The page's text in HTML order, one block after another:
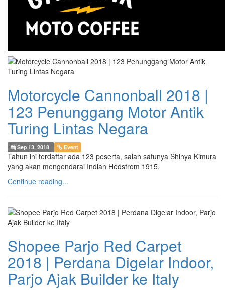
Motorcycle Cannonball 2018 |
123 Penunggang Motor Antik
Turing Lintas Negara
Sep 13, 2018 Event
Tahun ini terdaftar ada 123 peserta, salah satunya Shinya Kimura
yang akan mengendarai Indian Hedstrom 1915.
Continue reading...
Shopee Parjo Red Carpet
2018 | Perdana Digelar Indoor,
Parjo Ajak Builder ke Italy